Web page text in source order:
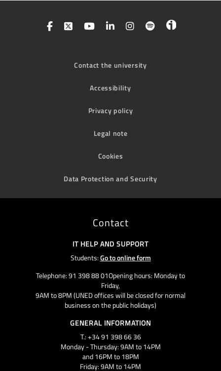
Contact the university
Accessibility
Privacy policy
Legal note
Cookies
Data Protection and Security
Contact
IT HELP AND SUPPORT
Students:Go to online form
Telephone: 91 398 88 01Opening hours: Monday to
Friday,
9AM to 8PM (UNED offices will be closed for normal
business on the public holidays)
GENERAL INFORMATION
T.: +34 91 398 66 36
Monday - Thursday: 9AM to 14PM
and 16PM to 18PM
Friday: 9AM to 14PM